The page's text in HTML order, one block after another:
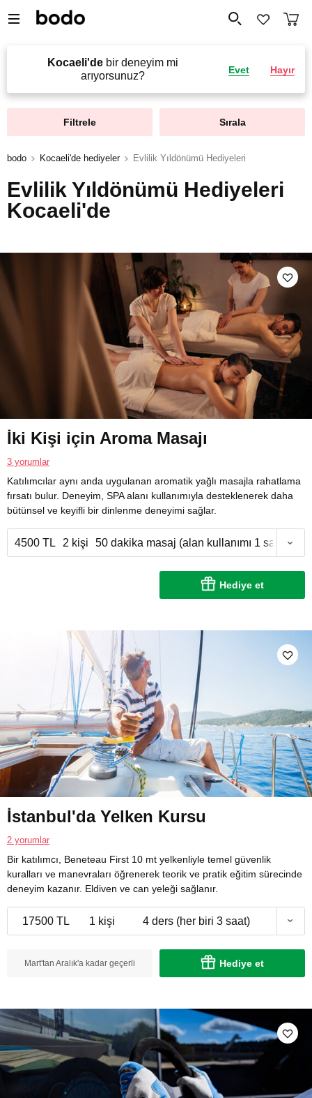
Kocaeli'debir deneyim mi
arıyorsunuz?
Evet Hayır
Filtrele Sırala
bodo Kocaeli'de hediyeler Evlilik Yıldönümü Hediyeleri
Evlilik Yıldönümü Hediyeleri
Kocaeli'de
İki Kişi için Aroma Masajı
3 yorumlar
Katılımcılar aynı anda uygulanan aromatik yağlı masajla rahatlama
fırsatı bulur. Deneyim, SPA alanı kullanımıyla desteklenerek daha
bütünsel ve keyifli bir dinlenme deneyimi sağlar.
4500 TL 2 kişi 50 dakika masaj (alan kullanımı 1 saat)
Hediye et
İstanbul'da Yelken Kursu
2 yorumlar
Bir katılımcı, Beneteau First 10 mt yelkenliyle temel güvenlik
kuralları ve manevraları öğrenerek teorik ve pratik eğitim sürecinde
deneyim kazanır. Eldiven ve can yeleği sağlanır.
17500 TL 1 kişi 4 ders (her biri 3 saat)
Mart'tan Aralık'a kadar geçerli Hediye et